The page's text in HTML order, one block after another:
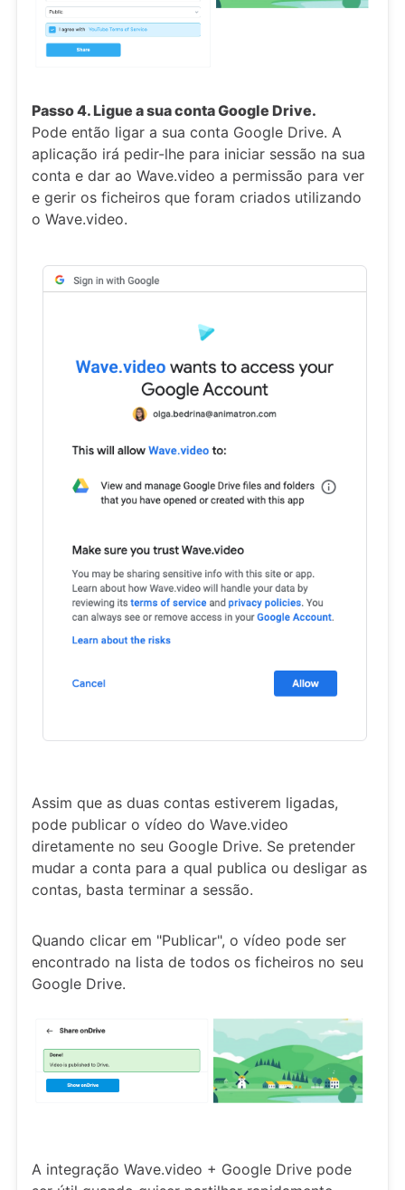
Passo 4. Ligue a sua conta Google Drive.
Pode então ligar a sua conta Google Drive. A
aplicação irá pedir-lhe para iniciar sessão na sua
conta e dar ao Wave.video a permissão para ver
e gerir os ficheiros que foram criados utilizando
o Wave.video.
Assim que as duas contas estiverem ligadas,
pode publicar o vídeo do Wave.video
diretamente no seu Google Drive. Se pretender
mudar a conta para a qual publica ou desligar as
contas, basta terminar a sessão.
Quando clicar em "Publicar", o vídeo pode ser
encontrado na lista de todos os ficheiros no seu
Google Drive.
A integração Wave.video + Google Drive pode